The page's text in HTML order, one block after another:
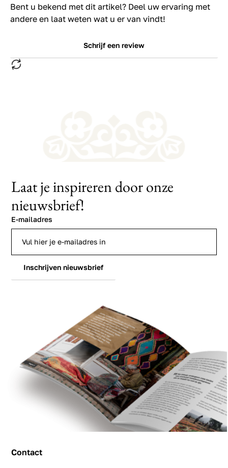
Bent u bekend met dit artikel? Deel uw ervaring met
andere en laat weten wat u er van vindt!
Schrijf een review
Contact
Laat je inspireren door onze
nieuwsbrief!
E-mailadres
Inschrijven nieuwsbrief